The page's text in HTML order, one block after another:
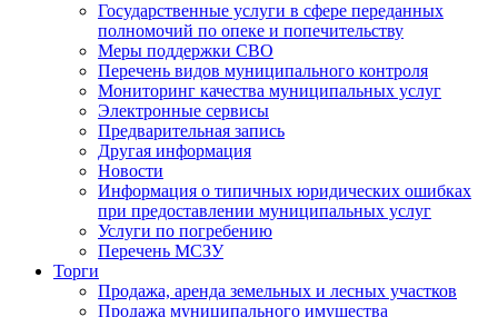
Государственные услуги в сфере переданных
полномочий по опеке и попечительству
Меры поддержки СВО
Перечень видов муниципального контроля
Мониторинг качества муниципальных услуг
Электронные сервисы
Предварительная запись
Другая информация
Новости
Информация о типичных юридических ошибках
при предоставлении муниципальных услуг
Услуги по погребению
Перечень МСЗУ
Торги
Продажа, аренда земельных и лесных участков
Продажа муниципального имущества